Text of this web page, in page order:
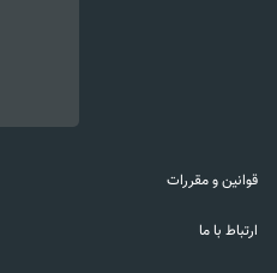
قوانین و مقررات
ارتباط با ما